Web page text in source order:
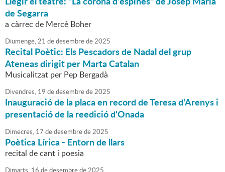
de Segarra
a càrrec de Mercè Boher
Diumenge,21 dedesembrede2025
Recital Poètic: Els Pescadors de Nadal del grup
Ateneas dirigit per Marta Catalan
Musicalitzat per Pep Bergadà
Divendres, 19 dedesembrede2025
Inauguració de la placa en record de Teresa d'Arenys i
presentació de la reedició d'Onada
Dimecres, 17 dedesembrede2025
Poètica Lírica - Entorn de llars
recital de cant i poesia
Dimarts, 16 dedesembrede2025